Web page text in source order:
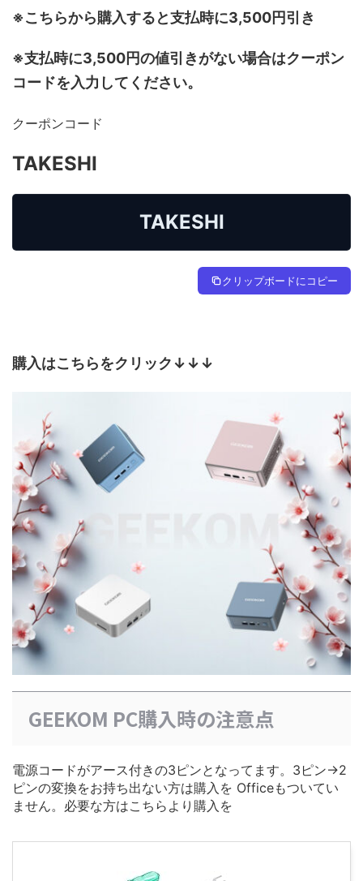
※こちらから購入すると支払時に3,500円引き
※支払時に3,500円の値引きがない場合はクーポン
コードを入力してください。
クーポンコード
TAKESHI
TAKESHI
クリップボードにコピー
購入はこちらをクリック↓↓↓
GEEKOM PC購入時の注意点
電源コードがアース付きの3ピンとなってます。3ピン→2
ピンの変換をお持ち出ない方は購入を Officeもついてい
ません。必要な方はこちらより購入を